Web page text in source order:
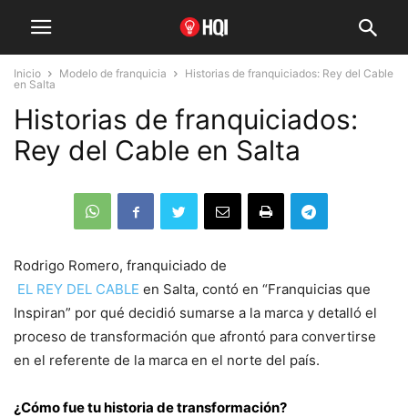
Inicio Modelo de franquicia
Historias de franquiciados: Rey del Cable
en Salta
Historias de franquiciados:
Rey del Cable en Salta
Rodrigo Romero, franquiciado de
EL REY DEL CABLE en Salta, contó en “Franquicias que
Inspiran” por qué decidió sumarse a la marca y detalló el
proceso de transformación que afrontó para convertirse
en el referente de la marca en el norte del país.
¿Cómo fue tu historia de transformación?